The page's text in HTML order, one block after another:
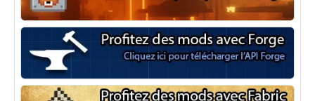
NeoForge
Minecraft Forge